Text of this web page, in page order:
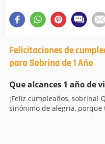
Felicitaciones de
para Sobrina de 1 Año
Que alcances 1 año de
¡Feliz cumpleaños, sobrina!
sinónimo de alegría, porque